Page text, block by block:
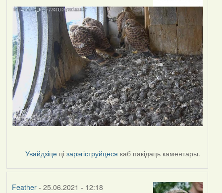
Увайдзіце цізарэгіструйцеся каб пакідаць каментары.
Feather- 25.06.2021 - 12:18